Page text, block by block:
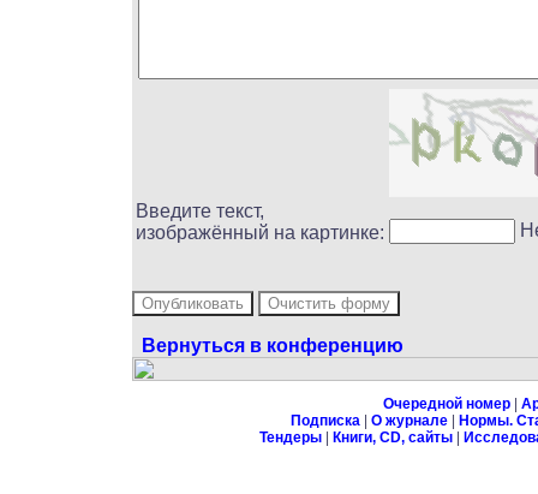
Введите текст,
изображённый на картинке:
Вернуться в конференцию
Очередной номер
Подписка| О журнале|
Нормы.
Тендеры
Книги, CD, сайты